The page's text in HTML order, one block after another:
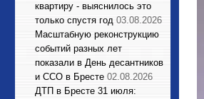
квартиру - выяснилось это
только спустя год 03.08.2026
Масштабную реконструкцию
событий разных лет
показали в День десантников
и ССО в Бресте 02.08.2026
ДТП в Бресте 31 июля: